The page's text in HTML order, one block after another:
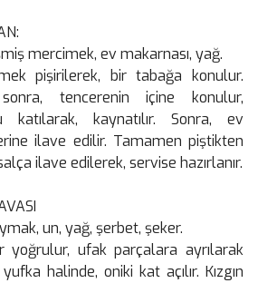
mercimek, ev makarnası, yağ.
pişirilerek, bir tabağa konulur.
tencerenin içine konulur,
katılarak, kaynatılır. Sonra, ev
ilave edilir. Tamamen piştikten
ilave edilerek, servise hazırlanır.
un, yağ, şerbet, şeker.
yoğrulur, ufak parçalara ayrılarak
halinde, oniki kat açılır. Kızgın